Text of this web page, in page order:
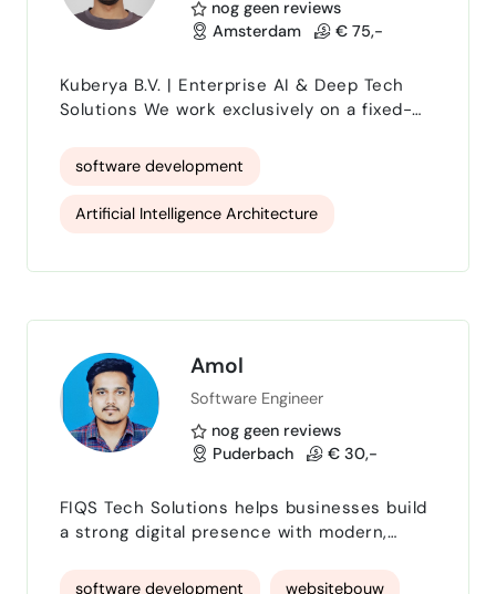
nog geen reviews
Amsterdam
€ 75,-
Kuberya B.V. | Enterprise AI & Deep Tech
Solutions We work exclusively on a fixed-
deliver end-to-end AI architecture, solution
licensing, and technical project
consultation for fixed scopes rather than
billing hourly. Contact us with your project
software development
Artificial Intelligence Architecture
Amol
Software Engineer
nog geen reviews
Puderbach
€ 30,-
FIQS Tech Solutions helps businesses build
a strong digital presence with modern,
solutions. We specialize in: - Website
software development websitebouw